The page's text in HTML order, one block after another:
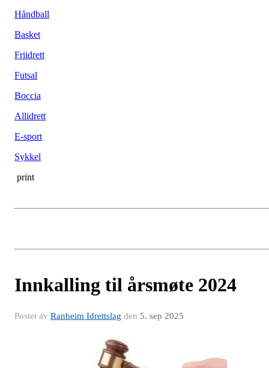
Håndball
Basket
Friidrett
Futsal
Boccia
Allidrett
E-sport
Sykkel
print
Innkalling til årsmøte 2024
Postet av Ranheim Idrettslag den 5. sep 2025